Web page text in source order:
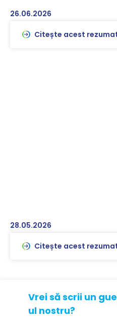
26.06.2026
Citește acest
28.05.2026
Citește acest
Vrei să scrii un
ul nostru?